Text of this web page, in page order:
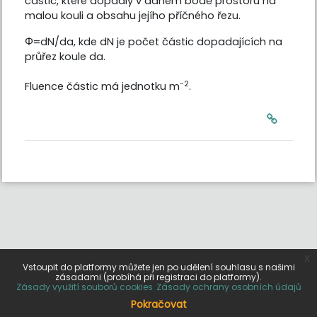
malou kouli a obsahu jejího příčného řezu.
Φ=dN/da, kde dN je počet částic dopadajících na
průřez koule da.
Fluence částicmá jednotku m-2.
Vstoupit do platformy můžete jen po udělení souhlasu s našimi
zásadami (probíhá při registraci do platformy).
Zásady využití souborů cookies Zásady ochrany osobních údajů
Pokračovat